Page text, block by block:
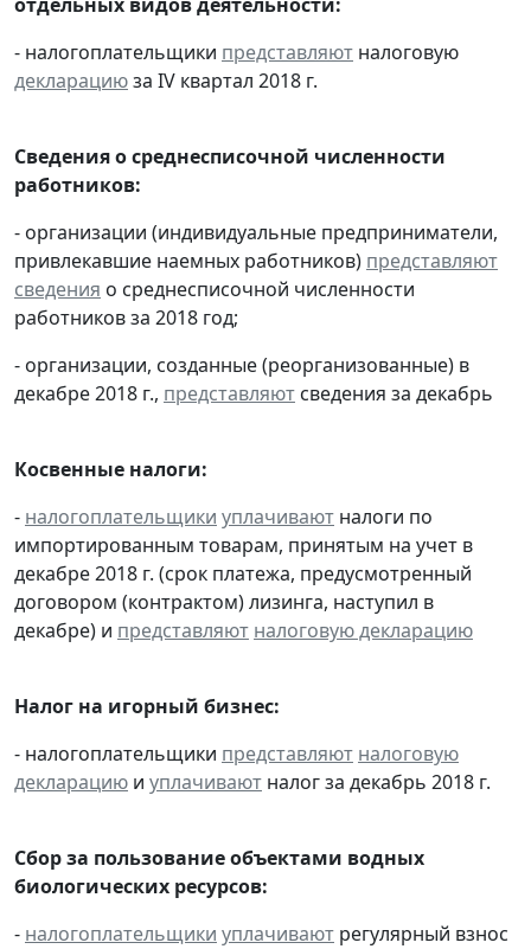
- налогоплательщики представляют налоговую
декларациюза IV квартал 2018 г.
Сведения о среднесписочной численности
работников:
- организации (индивидуальные предприниматели,
привлекавшие наемных работников) представляют
сведения о среднесписочной численности
работников за 2018 год;
- организации, созданные (реорганизованные) в
декабре 2018 г., представляют сведения за декабрь
Косвенные налоги:
- налогоплательщики уплачивают налоги по
импортированным товарам, принятым на учет в
декабре 2018 г. (срок платежа, предусмотренный
договором (контрактом) лизинга, наступил в
декабре) и представляют налоговую декларацию
Налог на игорный бизнес:
- налогоплательщики представляют налоговую
декларацию и уплачивают налог за декабрь 2018 г.
Сбор за пользование объектами водных
биологических ресурсов:
- налогоплательщики уплачивают регулярный взнос